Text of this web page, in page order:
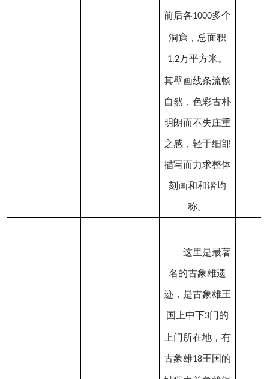
前后各1000多个
洞窟，总面积
1.2万平方米。
其壁画线条流畅
自然，色彩古朴
明朗而不失庄重
之感，轻于细部
描写而力求整体
刻画和和谐均
称。
这里是最著
名的古象雄遗
迹，是古象雄王
国上中下3门的
上门所在地，有
古象雄18王国的